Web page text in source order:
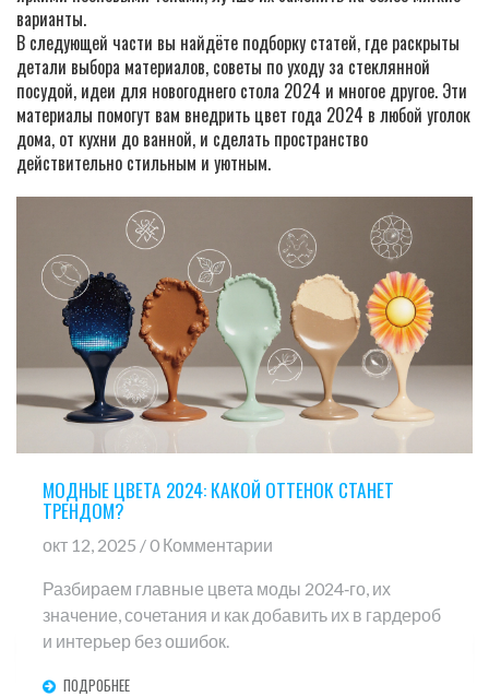
варианты.
В следующей части вы найдёте подборку статей, где раскрыты
детали выбора материалов, советы по уходу за стеклянной
посудой, идеи для новогоднего стола 2024 и многое другое. Эти
материалы помогут вам внедрить цвет года 2024 в любой уголок
дома, от кухни до ванной, и сделать пространство
действительно стильным и уютным.
МОДНЫЕ ЦВЕТА 2024: КАКОЙ ОТТЕНОК СТАНЕТ
ТРЕНДОМ?
окт 12, 2025 / 0 Комментарии
Разбираем главные цвета моды 2024‑го, их
значение, сочетания и как добавить их в гардероб
и интерьер без ошибок.
ПОДРОБНЕЕ